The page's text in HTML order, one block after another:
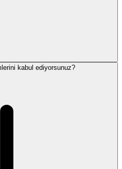
kabul ediyorsunuz?